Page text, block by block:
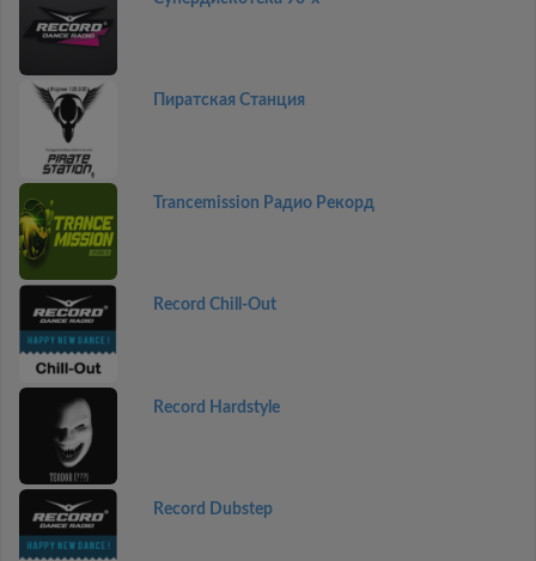
Пиратская Станция
Trancemission Радио Рекорд
Record Chill-Out
Record Hardstyle
Record Dubstep